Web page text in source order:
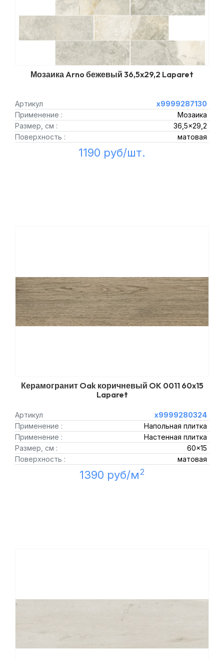
Мозаика Arno бежевый 36,5x29,2 Laparet
Артикул
х9999287130
Применение :
Мозаика
Размер, см :
36,5x29,2
Поверхность :
матовая
1190 руб/шт.
Керамогранит Oak коричневый OK 0011 60x15
Laparet
Артикул
х9999280324
Применение :
Напольная плитка
Применение :
Настенная плитка
Размер, см :
60x15
Поверхность :
матовая
1390 руб/м2